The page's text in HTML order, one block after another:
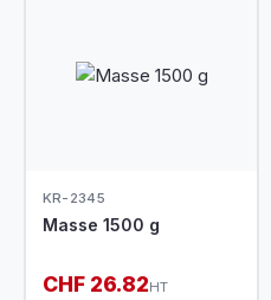
KR-2345
Masse 1500 g
CHF 26.82HT